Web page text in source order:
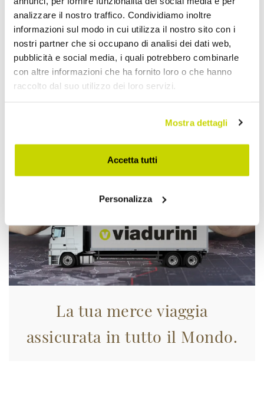
analizzare il nostro traffico. Condividiamo inoltre
informazioni sul modo in cui utilizza il nostro sito con i
nostri partner che si occupano di analisi dei dati web,
pubblicità e social media, i quali potrebbero combinarle
con altre informazioni che ha fornito loro o che hanno
raccolto dal suo utilizzo dei loro servizi.
Mostra dettagli
Accetta tutti
Personalizza
Approfittane subito!
La tua merce viaggia
assicurata in tutto il Mondo.